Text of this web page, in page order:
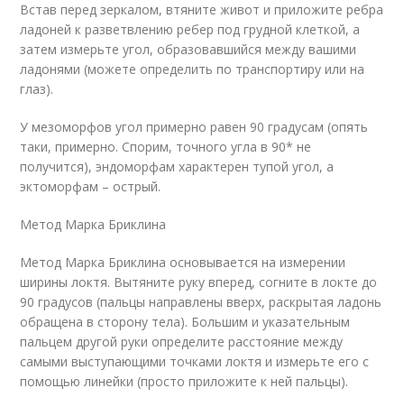
Встав перед зеркалом, втяните живот и приложите ребра
ладоней к разветвлению ребер под грудной клеткой, а
затем измерьте угол, образовавшийся между вашими
ладонями (можете определить по транспортиру или на
глаз).
У мезоморфов угол примерно равен 90 градусам (опять
таки, примерно. Спорим, точного угла в 90* не
получится), эндоморфам характерен тупой угол, а
эктоморфам – острый.
Метод Марка Бриклина
Метод Марка Бриклина основывается на измерении
ширины локтя. Вытяните руку вперед, согните в локте до
90 градусов (пальцы направлены вверх, раскрытая ладонь
обращена в сторону тела). Большим и указательным
пальцем другой руки определите расстояние между
самыми выступающими точками локтя и измерьте его с
помощью линейки (просто приложите к ней пальцы).